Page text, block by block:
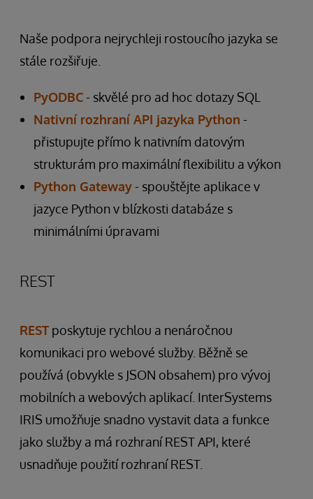
Naše podpora nejrychleji rostoucího jazyka se
stále rozšiřuje.
PyODBC- skvělé pro ad hoc dotazy SQL
Nativní rozhraní API jazyka Python -
přistupujte přímo k nativním datovým
strukturám pro maximální flexibilitu a výkon
Python Gateway- spouštějte aplikace v
jazyce Python v blízkosti databáze s
minimálními úpravami
REST
REST poskytuje rychlou a nenáročnou
komunikaci pro webové služby. Běžně se
používá (obvykle s JSON obsahem) pro vývoj
mobilních a webových aplikací. InterSystems
IRIS umožňuje snadno vystavit data a funkce
jako služby a má rozhraní REST API, které
usnadňuje použití rozhraní REST.